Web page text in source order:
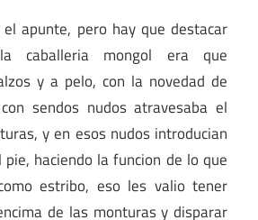
apunte, pero hay que destacar
caballeria mongol era que
y a pelo, con la novedad de
sendos nudos atravesaba el
y en esos nudos introducian
haciendo la funcion de lo que
estribo, eso les valio tener
de las monturas y disparar